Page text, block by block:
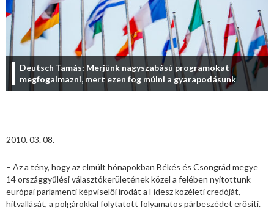
Deutsch Tamás: Merjünk nagyszabású programokat
megfogalmazni, mert ezen fog múlni a gyarapodásunk
2010. 03. 08.
– Az a tény, hogy az elmúlt hónapokban Békés és Csongrád megye
14 országgyűlési választókerületének közel a felében nyitottunk
európai parlamenti képviselői irodát a Fidesz közéleti credóját,
hitvallását, a polgárokkal folytatott folyamatos párbeszédet erősíti.